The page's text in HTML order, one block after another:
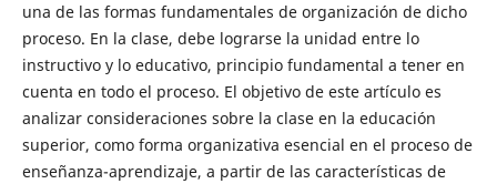
una de las formas fundamentales de organización de dicho
proceso. En la clase, debe lograrse la unidad entre lo
instructivo y lo educativo, principio fundamental a tener en
cuenta en todo el proceso. El objetivo de este artículo es
analizar consideraciones sobre la clase en la educación
superior, como forma organizativa esencial en el proceso de
enseñanza-aprendizaje, a partir de las características de